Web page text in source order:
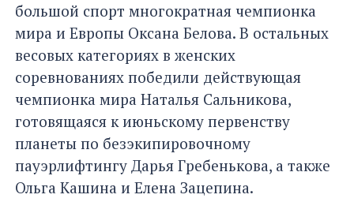
большой спорт многократная чемпионка
мира и Европы Оксана Белова. В остальных
весовых категориях в женских
соревнованиях победили действующая
чемпионка мира Наталья Сальникова,
готовящаяся к июньскому первенству
планеты по безэкипировочному
пауэрлифтингу Дарья Гребенькова, а также
Ольга Кашина и Елена Зацепина.